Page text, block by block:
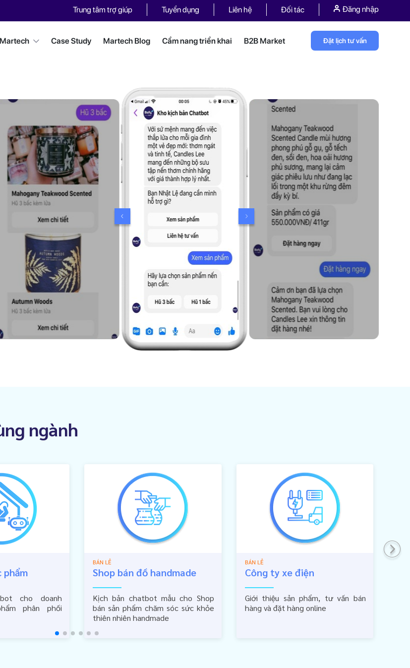
Trung tâm trợ giúp Tuyển dụng Liên hệ Đối tác Đăng nhập
Case Study Martech Blog Cẩm nang triển khai B2B Market Đặt lịch tư vấn
ngành
phẩm
cho doanh
phân phối
BÁN LẺ
Shop bán đồ handmade
Kịch bản chatbot mẫu cho Shop
bán sản phẩm chăm sóc sức khỏe
thiên nhiên handmade
BÁN LẺ
Công ty xe điện
Giới thiệu sản phẩm, tư vấn bán
hàng và đặt hàng online